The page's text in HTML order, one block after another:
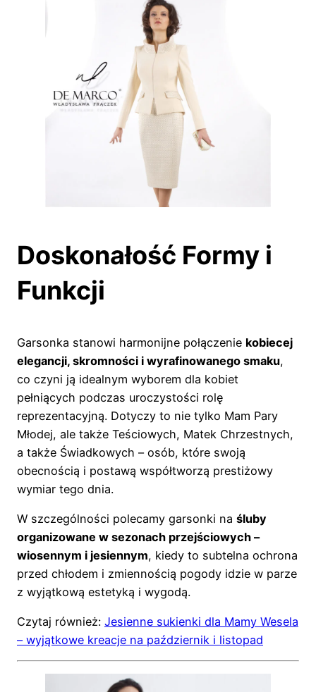
Doskonałość Formy i
Funkcji
Garsonka stanowi harmonijne połączenie kobiecej
elegancji, skromności i wyrafinowanego smaku,
co czyni ją idealnym wyborem dla kobiet
pełniących podczas uroczystości rolę
reprezentacyjną. Dotyczy to nie tylko Mam Pary
Młodej, ale także Teściowych, Matek Chrzestnych,
a także Świadkowych – osób, które swoją
obecnością i postawą współtworzą prestiżowy
wymiar tego dnia.
W szczególności polecamy garsonki na śluby
organizowane w sezonach przejściowych –
wiosennym i jesiennym, kiedy to subtelna ochrona
przed chłodem i zmiennością pogody idzie w parze
z wyjątkową estetyką i wygodą.
Czytaj również: Jesienne sukienki dla Mamy Wesela
– wyjątkowe kreacje na październik i listopad